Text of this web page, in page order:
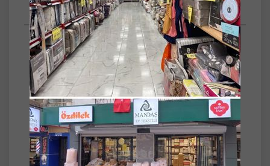
Tüm Yorumlar
Hind işi vitrin seti el yapımı astarlı ağır pul ve
boncuk işleme 16 parça
ÜRÜNÜMÜZ HÜNERLİ ELLLER
TARRAFINDAN BONCUK PUL VE TÜL
KUMAŞ ÜZERNE TEK TEK İŞLEMMİŞTİR
ÜRÜN TAMAMALANDIKTAN SONRA ALT
KISMINA ASTAR YAPILARAK ÜRÜNÜN
GÖRÜNÜMÜ DAHA ŞIK HALE GETİRİLMİŞ
OLUP
KULLANIMI KOLAY VE GÜVENLİ HAL